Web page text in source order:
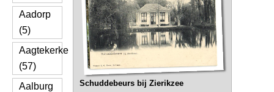
Aadorp
(5)
Aagtekerke
(57)
Aalburg
Schuddebeurs bij Zierikzee